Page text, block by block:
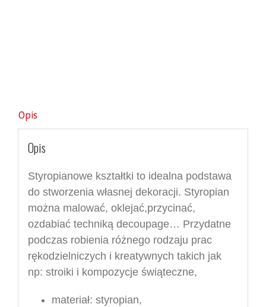
Opis
Opis
Styropianowe kształtki to idealna podstawa
do stworzenia własnej dekoracji. Styropian
można malować, oklejać,przycinać,
ozdabiać techniką decoupage… Przydatne
podczas robienia różnego rodzaju prac
rękodzielniczych i kreatywnych takich jak
np: stroiki i kompozycje świąteczne,
materiał: styropian,